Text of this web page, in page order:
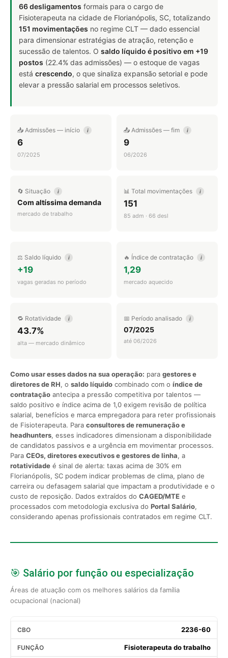
66 desligamentos formais para o cargo de
Fisioterapeuta na cidade de Florianópolis, SC, totalizando
151 movimentações no regime CLT — dado essencial
para dimensionar estratégias de atração, retenção e
sucessão de talentos. O saldo líquido é positivo em +19
postos (22.4% das admissões) — o estoque de vagas
está crescendo, o que sinaliza expansão setorial e pode
elevar a pressão salarial em processos seletivos.
📥 Admissões — início i
6
07/2025
📤 Admissões — fim i
9
06/2026
🔄 Situação i
Com altíssima demanda
mercado de trabalho
📊 Total movimentações i
151
85 adm · 66 desl
⚖️ Saldo líquido i
+19
vagas geradas no período
🔥 Índice de contratação i
1,29
mercado aquecido
🔁 Rotatividade i
43.7%
alta — mercado dinâmico
📅 Período analisado i
07/2025
até 06/2026
Como usar esses dados na sua operação: para gestores e
diretores de RH, o saldo líquido combinado com o índice de
contratação antecipa a pressão competitiva por talentos —
saldo positivo e índice acima de 1,0 exigem revisão de política
salarial, benefícios e marca empregadora para reter profissionais
de Fisioterapeuta. Para consultores de remuneração e
headhunters, esses indicadores dimensionam a disponibilidade
de candidatos passivos e a urgência em movimentar processos.
Para CEOs, diretores executivos e gestores de linha, a
rotatividade é sinal de alerta: taxas acima de 30% em
Florianópolis, SC podem indicar problemas de clima, plano de
carreira ou defasagem salarial que impactam a produtividade e o
custo de reposição. Dados extraídos do CAGED/MTE e
processados com metodologia exclusiva do Portal Salário,
considerando apenas profissionais contratados em regime CLT.
🎯 Salário por função ou especialização
Áreas de atuação com os melhores salários da família
ocupacional (nacional)
2236-60
Fisioterapeuta do trabalho